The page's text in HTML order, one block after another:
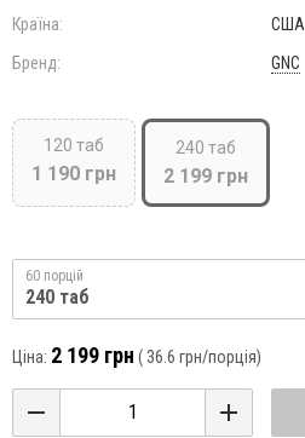
Країна:
США
Бренд:
GNC
120 таб
1 190 грн
240 таб
2 199 грн
60 порцій
240 таб
Ціна: 2 199 грн ( 36.6 грн/порція)